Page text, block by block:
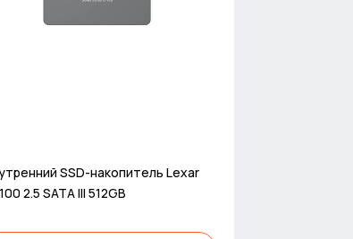
SSD-накопитель Lexar
2.5 SATA III 512GB